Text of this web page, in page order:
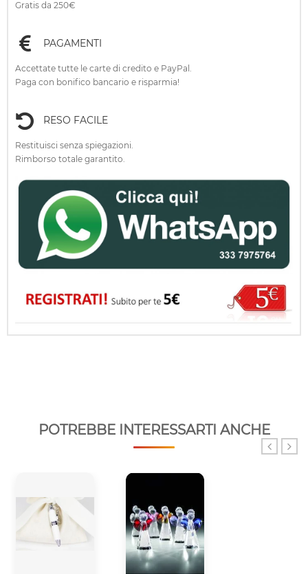
Gratis da 250€
PAGAMENTI
Accettate tutte le carte di credito e PayPal.
Paga con bonifico bancario e risparmia!
RESO FACILE
Restituisci senza spiegazioni.
Rimborso totale garantito.
POTREBBE INTERESSARTI ANCHE